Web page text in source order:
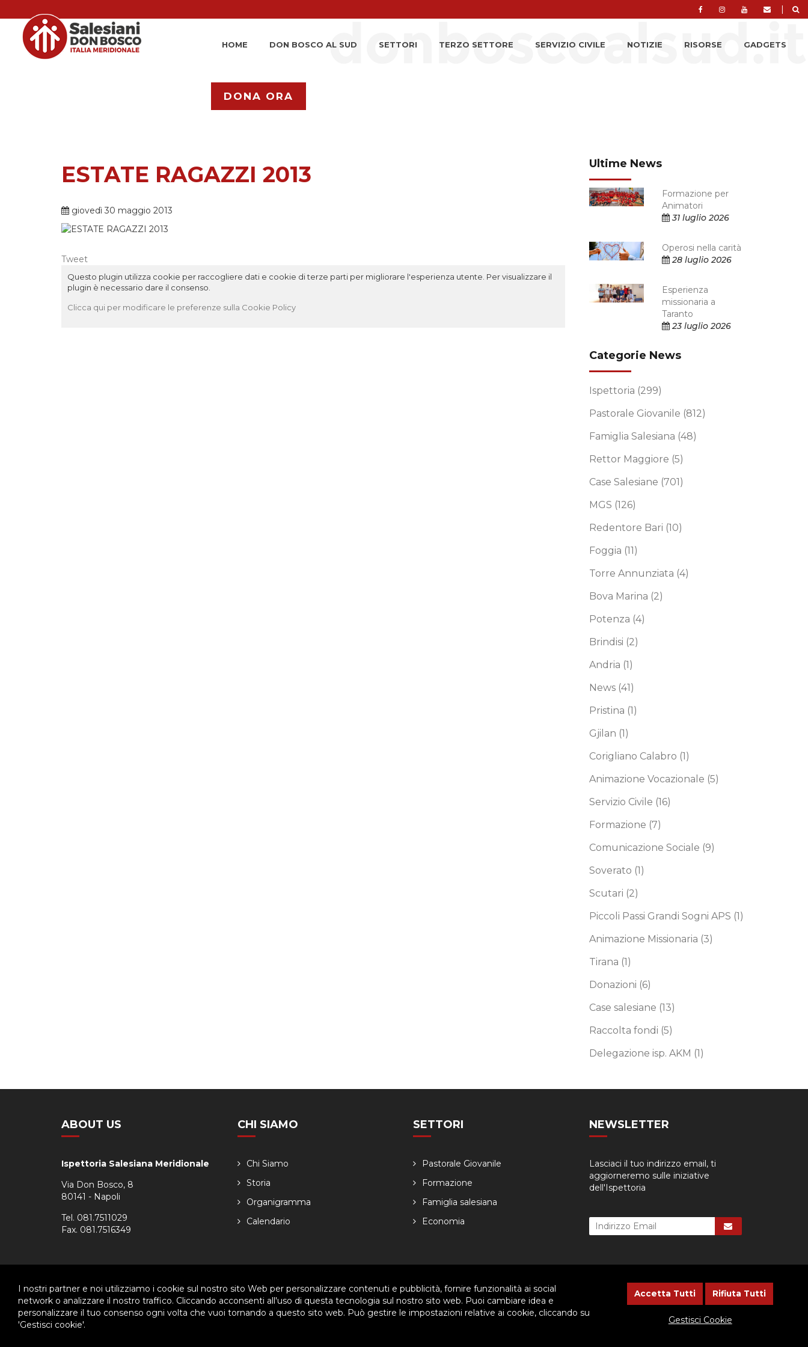
I nostri partner e noi utilizziamo i cookie sul nostro sito Web per personalizzare contenuti e pubblicità, fornire funzionalità ai social
network o analizzare il nostro traffico. Cliccando acconsenti all'uso di questa tecnologia sul nostro sito web. Puoi cambiare idea e
personalizzare il tuo consenso ogni volta che vuoi tornando a questo sito web. Può gestire le impostazioni relative ai cookie, cliccando su
'Gestisci cookie'.
Accetta Tutti Rifiuta Tutti
Gestisci Cookie
|
HOME DON BOSCO AL SUD SETTORI TERZO SETTORE SERVIZIO CIVILE NOTIZIE RISORSE GADGETS
DONA ORA
ESTATE RAGAZZI 2013
giovedì 30 maggio 2013
Tweet
Questo plugin utilizza cookie per raccogliere dati e cookie di terze parti per migliorare l'esperienza utente. Per visualizzare il
plugin è necessario dare il consenso.
Clicca qui per modificare le preferenze sulla Cookie Policy
Ultime News
Formazione per
Animatori
31 luglio 2026
Operosi nella carità
28 luglio 2026
Esperienza
missionaria a
Taranto
23 luglio 2026
Categorie News
Ispettoria (299)
Pastorale Giovanile (812)
Famiglia Salesiana (48)
Rettor Maggiore (5)
Case Salesiane (701)
MGS (126)
Redentore Bari (10)
Foggia (11)
Torre Annunziata (4)
Bova Marina (2)
Potenza (4)
Brindisi (2)
Andria (1)
News (41)
Pristina (1)
Gjilan (1)
Corigliano Calabro (1)
Animazione Vocazionale (5)
Servizio Civile (16)
Formazione (7)
Comunicazione Sociale (9)
Soverato (1)
Scutari (2)
Piccoli Passi Grandi Sogni APS (1)
Animazione Missionaria (3)
Tirana (1)
Donazioni (6)
Case salesiane (13)
Raccolta fondi (5)
Delegazione isp. AKM (1)
ABOUT US
Ispettoria Salesiana Meridionale
Via Don Bosco, 8
80141 - Napoli
Tel. 081.7511029
Fax. 081.7516349
CHI SIAMO
Chi Siamo
Storia
Organigramma
Calendario
SETTORI
Pastorale Giovanile
Formazione
Famiglia salesiana
Economia
NEWSLETTER
Lasciaci il tuo indirizzo email, ti
aggiorneremo sulle iniziative
dell'Ispettoria
© 2026 - Ispettoria Salesiana Meridionale - All rights reserved. | P.IVA 80057280630 |Privacy & Cookie Policy-Gestisci Cookie
Questo plugin utilizza cookie per raccogliere dati e cookie di terze parti per migliorare l'esperienza utente. Per visualizzare il plugin è necessario dare il consenso.